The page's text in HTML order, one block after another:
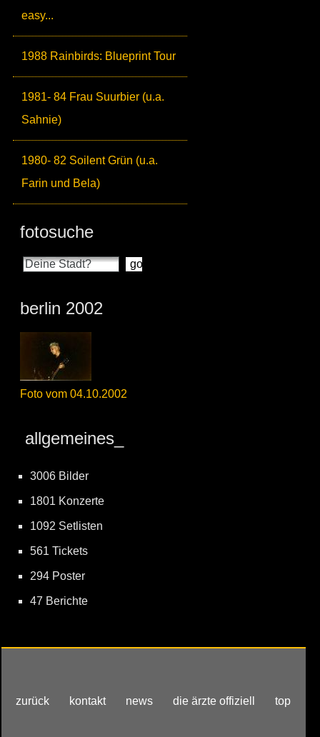
easy...
1988 Rainbirds: Blueprint Tour
1981- 84 Frau Suurbier (u.a.
Sahnie)
1980- 82 Soilent Grün (u.a.
Farin und Bela)
fotosuche
berlin 2002
Foto vom 04.10.2002
allgemeines_
3006 Bilder
1801 Konzerte
1092 Setlisten
561 Tickets
294 Poster
47 Berichte
zurück kontakt news die ärzte offiziell top